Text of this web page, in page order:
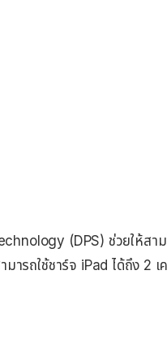
(DPS) ช่วยให้สา
ารถใช้ชาร์จ iPad ได้ถึง 2